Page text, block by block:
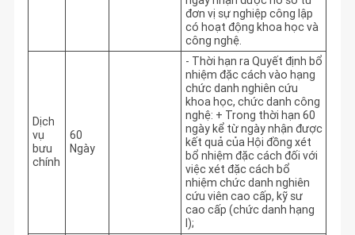
đơn vị sự nghiệp công lập
có hoạt động khoa học và
công nghệ.
Dịch
vụ
bưu
chính
60
Ngày
- Thời hạn ra Quyết định bổ
nhiệm đặc cách vào hạng
chức danh nghiên cứu
khoa học, chức danh công
nghệ: + Trong thời hạn 60
ngày kể từ ngày nhận được
kết quả của Hội đồng xét
bổ nhiệm đặc cách đối với
việc xét đặc cách bổ
nhiệm chức danh nghiên
cứu viên cao cấp, kỹ sư
cao cấp (chức danh hạng
I);